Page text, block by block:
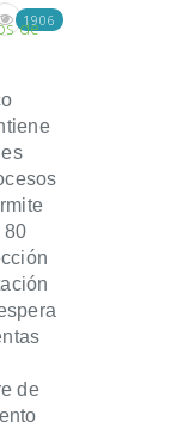
de
1906
80
de